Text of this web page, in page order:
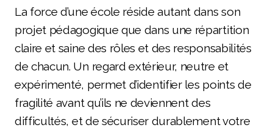
La force d’une école réside autant dans son
projet pédagogique que dans une répartition
claire et saine des rôles et des responsabilités
de chacun. Un regard extérieur, neutre et
expérimenté, permet d’identifier les points de
fragilité avant qu’ils ne deviennent des
difficultés, et de sécuriser durablement votre